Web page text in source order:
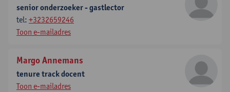
senior onderzoeker - gastlector
tel: +3232659246
Toon e-mailadres
Margo Annemans
tenure track docent
Toon e-mailadres